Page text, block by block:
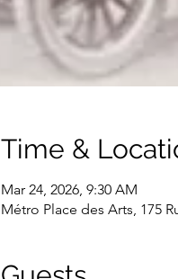
Time &
Mar 24, 2026, 9:30 AM
Métro Place des Arts, 175